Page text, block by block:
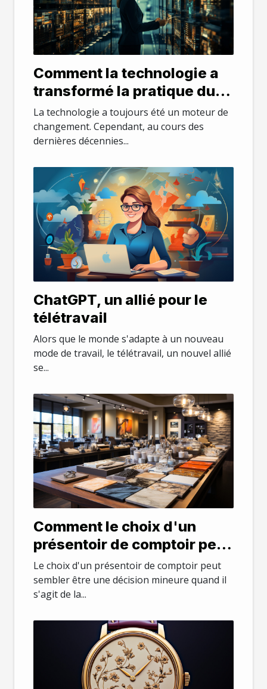
Comment la technologie a
transformé la pratique du
droit
La technologie a toujours été un moteur de
changement. Cependant, au cours des
dernières décennies...
ChatGPT, un allié pour le
télétravail
Alors que le monde s'adapte à un nouveau
mode de travail, le télétravail, un nouvel allié
se...
Comment le choix d'un
présentoir de comptoir peut
influencer votre business
Le choix d'un présentoir de comptoir peut
sembler être une décision mineure quand il
s'agit de la...